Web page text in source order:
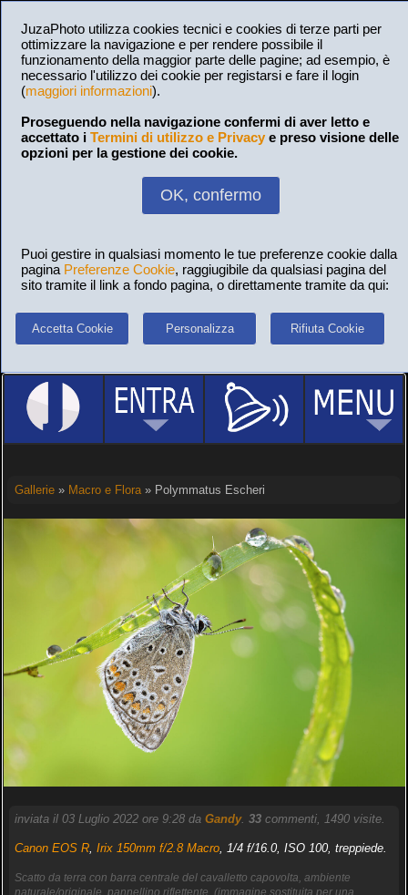
JuzaPhoto utilizza cookies tecnici e cookies di terze parti per
ottimizzare la navigazione e per rendere possibile il
funzionamento della maggior parte delle pagine; ad esempio, è
necessario l'utilizzo dei cookie per registarsi e fare il login
(maggiori informazioni).
Proseguendo nella navigazione confermi di aver letto e
accettato i Termini di utilizzo e Privacy e preso visione delle
opzioni per la gestione dei cookie.
OK, confermo
Puoi gestire in qualsiasi momento le tue preferenze cookie dalla
pagina Preferenze Cookie, raggiugibile da qualsiasi pagina del
sito tramite il link a fondo pagina, o direttamente tramite da qui:
Accetta Cookie Personalizza Rifiuta Cookie
Gallerie» Macro e Flora» Polymmatus Escheri
inviata il 03 Luglio 2022 ore 9:28 da Gandy. 33commenti, 1490 visite.
Canon EOS R, Irix 150mm f/2.8 Macro, 1/4 f/16.0, ISO 100, treppiede.
Scatto da terra con barra centrale del cavalletto capovolta, ambiente
naturale/originale, pannellino riflettente. (immagine sostituita per una